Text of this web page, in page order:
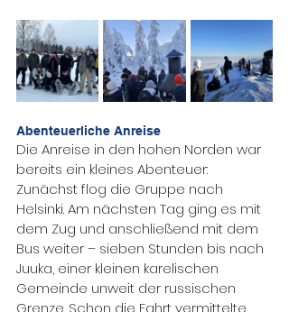
Abenteuerliche Anreise
Die Anreise in den hohen Norden war
bereits ein kleines Abenteuer:
Zunächst flog die Gruppe nach
Helsinki. Am nächsten Tag ging es mit
dem Zug und anschließend mit dem
Bus weiter – sieben Stunden bis nach
Juuka, einer kleinen karelischen
Gemeinde unweit der russischen
Grenze. Schon die Fahrt vermittelte